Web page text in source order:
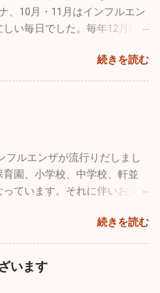
た。 自衛隊員は現役の時に支
べて返却しなくてはいけな
ライトスーツ・Gスーツ・ブー
て自分しか使わないものです
うことも出来ないそうで
に彩られた素晴らしい紅葉。
時間近くカヤックで遊び、お
まりにも楽しかったので長先
うかと思っています。 忙し
歳も取って、この忙しさで身
てるんです（笑）。家で寝て
日もたくさんありますが、
ないとね♪♪ １２月に入って寒
もひどいです。火の用心・風
うね！！
ん。2025年もあとわずかで
やってください。 ブログの
らいかもしれませんが、自
続けていこうと思います。ど
アイコンをクリック、アーカ
残っていた一部過去のブログ
、今遊んであげなきゃ後悔す
い、できる限り遊んでいま
いることでしょう。毎日大変
いるかもしれませんが、子供
っていくかは親しだいだと
つと信じています。 皆さんも
にしろ怒るにしろ、 た～く
てください。
、10月・11月はインフルエン
い毎日でした。毎年12月に
てんやわんやになるのです
っとしたら穏やかな年末年始
週に関して言えば１日10人
食べる機会が多いので十分気
！ 今年も色々な出会いがあ
って年齢を重ねていくごと
スのパイロットの方と友人に
少時から飛行機ばかりを追い
しては、思いがけない素晴
続きを読む
フルエンザが流行りだしまし
育園、小学校、中学校、軒並
ています。それに伴いお父
かと言うとお子さんのほうが
がしますが、お子さんと暮ら
がＢ型です。どうぞ油断せ
続きを読む
います